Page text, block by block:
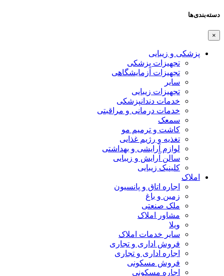
دسته‌بندی‌ها
×
پزشکی و زیبایی
تجهیزات پزشکی
تجهیزات آزمایشگاهی
سایر
تجهیزات زیبایی
خدمات دندانپزشکی
خدمات درمانی و مراقبتی
سمعک
کاشت و ترمیم مو
تغذیه و رژیم غذایی
لوازم آرایشی و بهداشتی
سالن آرایش و زیبایی
کلینیک زیبایی
املاک
اجاره اتاق و پانسیون
زمین و باغ
ملک صنعتی
مشاور املاک
ویلا
سایر خدمات املاک
فروش اداری و تجاری
اجاره اداری و تجاری
فروش مسکونی
اجاره مسکونی